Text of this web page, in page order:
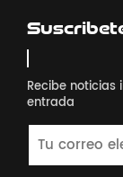
Recibe
entrada